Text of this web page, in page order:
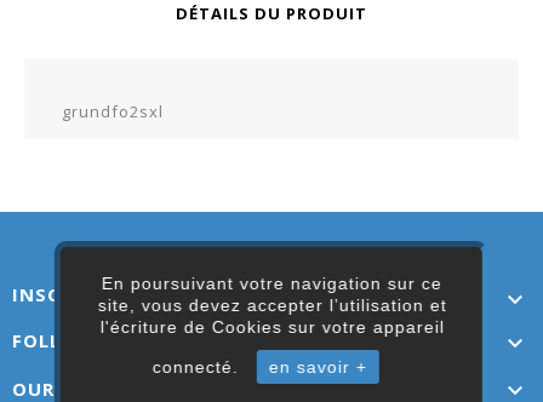
En poursuivant votre navigation sur ce
site, vous devez accepter l’utilisation et
l'écriture de Cookies sur votre appareil
connecté. en savoir +
DÉTAILS DU PRODUIT
grundfo2sxl
INSCRIVEZ-VOUS ICI 
FOLLOW US 
OUR LINKS 